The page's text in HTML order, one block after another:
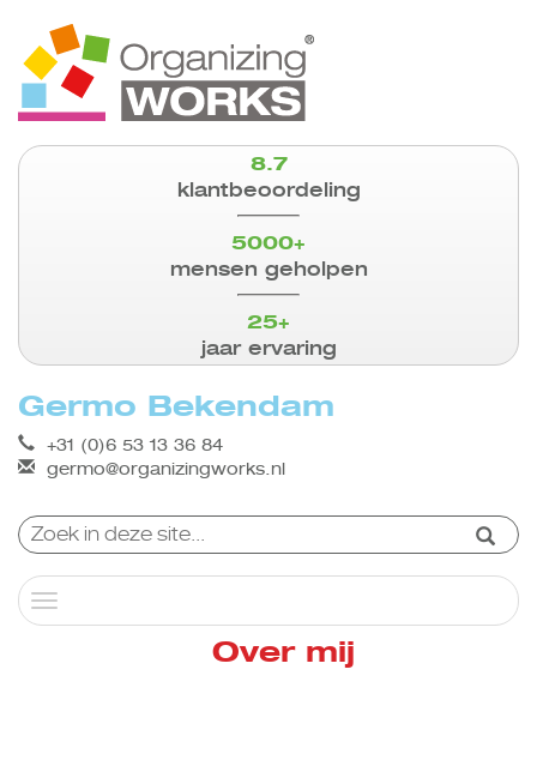
8.7
klantbeoordeling
5000+
mensen geholpen
25+
jaar ervaring
Germo Bekendam
+31 (0)6 53 13 36 84
germo@organizingworks.nl
Zoeken:
navigation
Over mij